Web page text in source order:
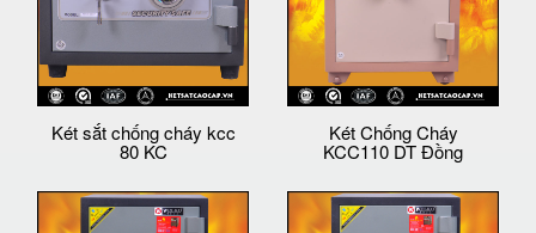
Két sắt chống cháy kcc
80 KC
Két Chống Cháy
KCC110 DT Đồng